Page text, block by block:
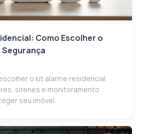
Como Escolher o
Segurança
o kit alarme residencial
sirenes e monitoramento
seu imóvel.